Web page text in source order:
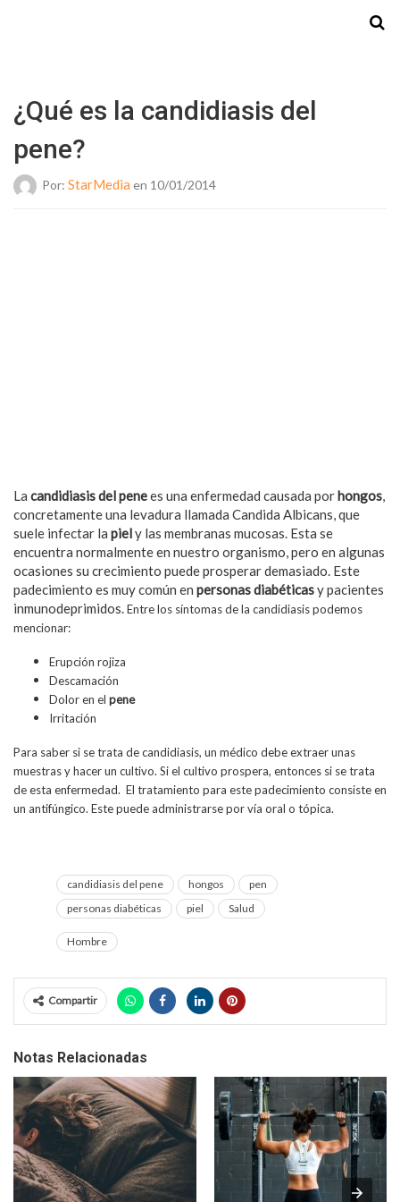
¿Qué es la candidiasis del
pene?
Por: StarMedia en 10/01/2014
La candidiasis del penees una enfermedad causada porhongos,
concretamente una levadura llamada Candida Albicans, que
suele infectar la piely las membranas mucosas. Esta se
encuentra normalmente en nuestro organismo, pero en algunas
ocasiones su crecimiento puede prosperar demasiado. Este
padecimiento es muy común en personas diabéticasy pacientes
inmunodeprimidos.Entre los síntomas de la candidiasis podemos
mencionar:
Erupción rojiza
Descamación
Dolor en el pene
Irritación
Para saber si se trata de candidiasis, un médico debe extraer unas
muestras y hacer un cultivo. Si el cultivo prospera, entonces si se trata
de esta enfermedad. El tratamiento para este padecimiento consiste en
un antifúngico. Este puede administrarse por vía oral o tópica.
candidiasis del pene hongos
pen
personas diabéticas
piel Salud
Hombre
Compartir
Notas Relacionadas